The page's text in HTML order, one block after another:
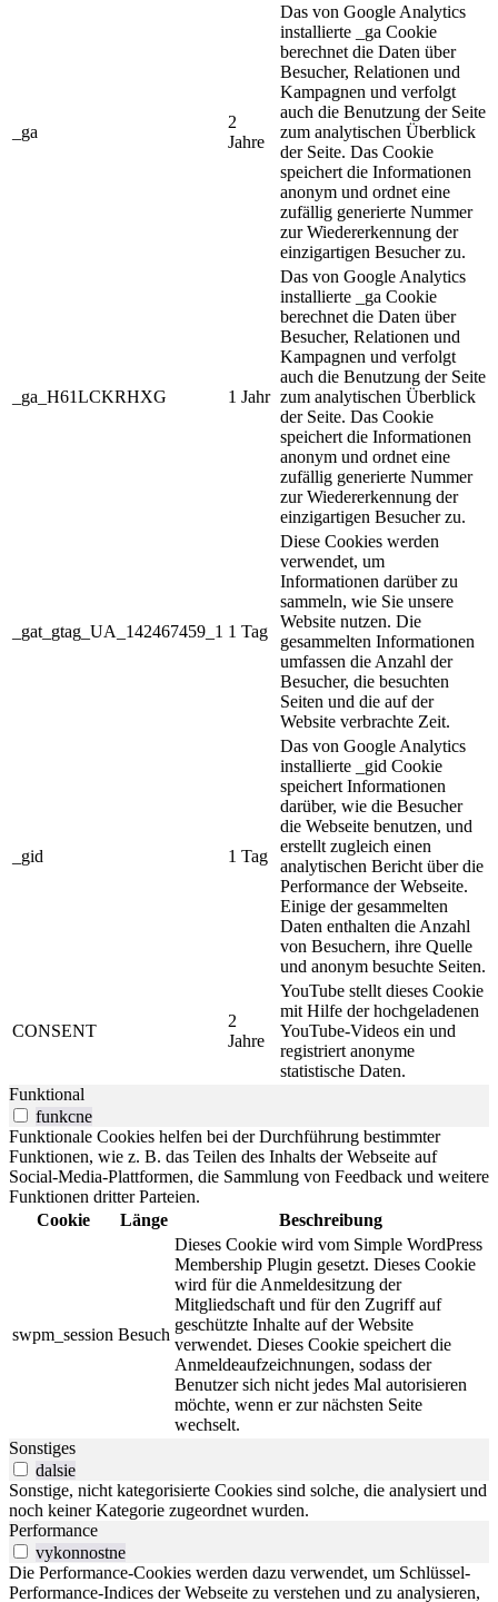
_ga
2
Jahre
Das von Google Analytics
installierte _ga Cookie
berechnet die Daten über
Besucher, Relationen und
Kampagnen und verfolgt
auch die Benutzung der Seite
zum analytischen Überblick
der Seite. Das Cookie
speichert die Informationen
anonym und ordnet eine
zufällig generierte Nummer
zur Wiedererkennung der
einzigartigen Besucher zu.
_ga_H61LCKRHXG 1 Jahr
Das von Google Analytics
installierte _ga Cookie
berechnet die Daten über
Besucher, Relationen und
Kampagnen und verfolgt
auch die Benutzung der Seite
zum analytischen Überblick
der Seite. Das Cookie
speichert die Informationen
anonym und ordnet eine
zufällig generierte Nummer
zur Wiedererkennung der
einzigartigen Besucher zu.
_gat_gtag_UA_142467459_1 1 Tag
Diese Cookies werden
verwendet, um
Informationen darüber zu
sammeln, wie Sie unsere
Website nutzen. Die
gesammelten Informationen
umfassen die Anzahl der
Besucher, die besuchten
Seiten und die auf der
Website verbrachte Zeit.
_gid 1 Tag
Das von Google Analytics
installierte _gid Cookie
speichert Informationen
darüber, wie die Besucher
die Webseite benutzen, und
erstellt zugleich einen
analytischen Bericht über die
Performance der Webseite.
Einige der gesammelten
Daten enthalten die Anzahl
von Besuchern, ihre Quelle
und anonym besuchte Seiten.
CONSENT
2
Jahre
YouTube stellt dieses Cookie
mit Hilfe der hochgeladenen
YouTube-Videos ein und
registriert anonyme
statistische Daten.
Funktional
funkcne
Funktionale Cookies helfen bei der Durchführung bestimmter
Funktionen, wie z. B. das Teilen des Inhalts der Webseite auf
Social-Media-Plattformen, die Sammlung von Feedback und weitere
Funktionen dritter Parteien.
Cookie
Länge Beschreibung
swpm_session Besuch
Dieses Cookie wird vom Simple WordPress
Membership Plugin gesetzt. Dieses Cookie
wird für die Anmeldesitzung der
Mitgliedschaft und für den Zugriff auf
geschützte Inhalte auf der Website
verwendet. Dieses Cookie speichert die
Anmeldeaufzeichnungen, sodass der
Benutzer sich nicht jedes Mal autorisieren
möchte, wenn er zur nächsten Seite
wechselt.
Sonstiges
dalsie
Sonstige, nicht kategorisierte Cookies sind solche, die analysiert und
noch keiner Kategorie zugeordnet wurden.
Performance
vykonnostne
Die Performance-Cookies werden dazu verwendet, um Schlüssel-
Performance-Indices der Webseite zu verstehen und zu analysieren,